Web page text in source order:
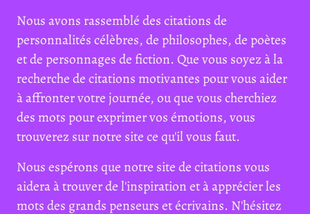
Nous avons rassemblé des citations de
personnalités célèbres, de philosophes, de poètes
et de personnages de fiction. Que vous soyez à la
recherche de citations motivantes pour vous aider
à affronter votre journée, ou que vous cherchiez
des mots pour exprimer vos émotions, vous
trouverez sur notre site ce qu'il vous faut.
Nous espérons que notre site de citations vous
aidera à trouver de l'inspiration et à apprécier les
mots des grands penseurs et écrivains. N'hésitez